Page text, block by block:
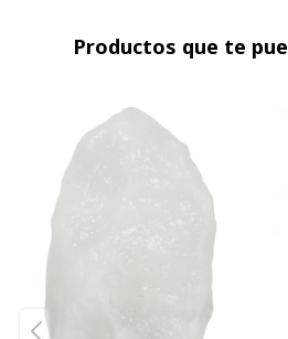
Productos que te